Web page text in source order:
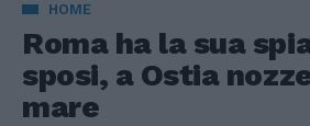
HOME
Roma ha la sua
sposi, a Ostia
mare